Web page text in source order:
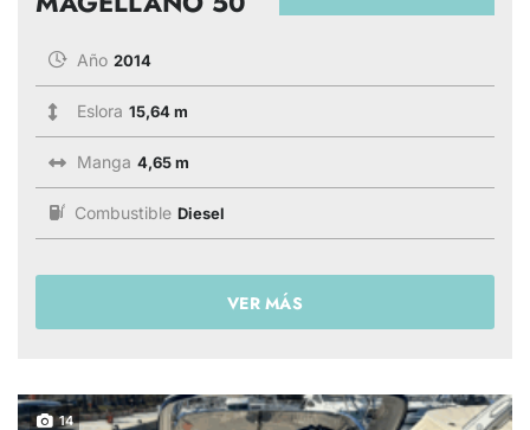
Año 2014
Eslora 15,64 m
Manga 4,65 m
Combustible Diesel
VER MÁS
14